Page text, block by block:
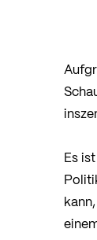
Es